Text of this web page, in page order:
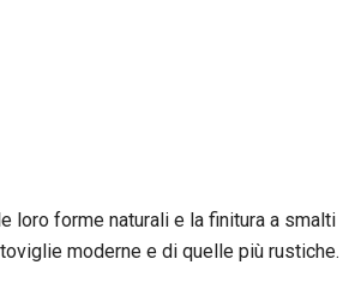
loro forme naturali e la finitura a smalti
moderne e di quelle più rustiche.